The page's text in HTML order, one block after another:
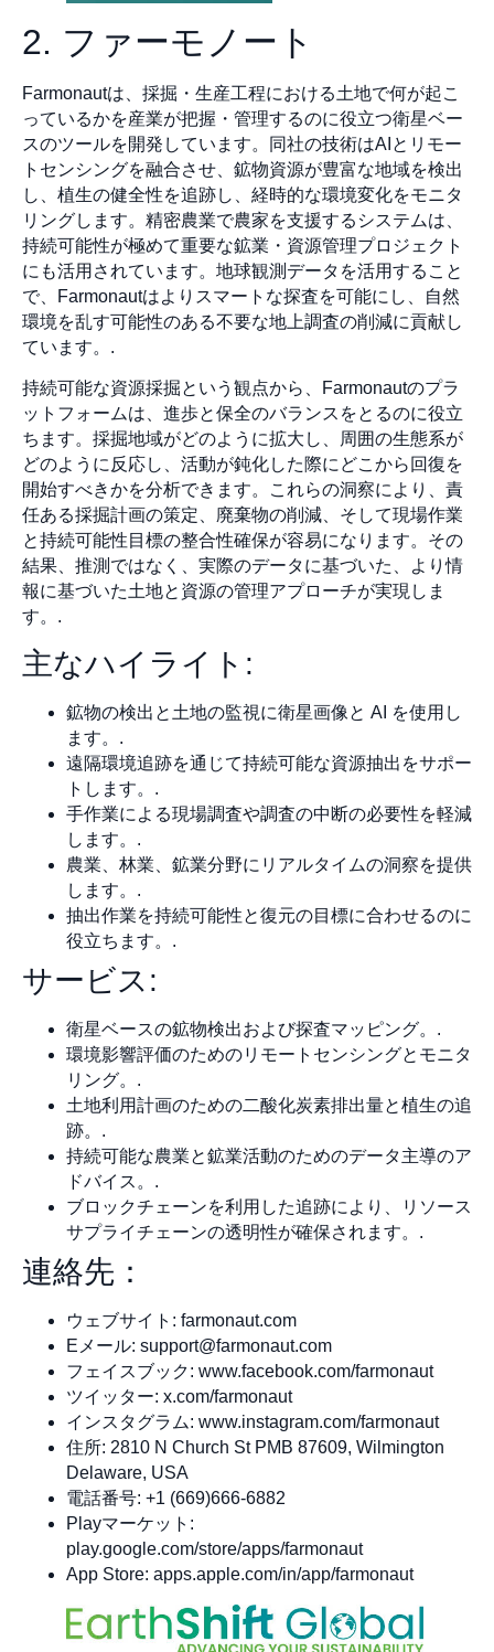
2. ファーモノート
Farmonautは、採掘・生産工程における土地で何が起こ
っているかを産業が把握・管理するのに役立つ衛星ベー
スのツールを開発しています。同社の技術はAIとリモー
トセンシングを融合させ、鉱物資源が豊富な地域を検出
し、植生の健全性を追跡し、経時的な環境変化をモニタ
リングします。精密農業で農家を支援するシステムは、
持続可能性が極めて重要な鉱業・資源管理プロジェクト
にも活用されています。地球観測データを活用すること
で、Farmonautはよりスマートな探査を可能にし、自然
環境を乱す可能性のある不要な地上調査の削減に貢献し
ています。.
持続可能な資源採掘という観点から、Farmonautのプラ
ットフォームは、進歩と保全のバランスをとるのに役立
ちます。採掘地域がどのように拡大し、周囲の生態系が
どのように反応し、活動が鈍化した際にどこから回復を
開始すべきかを分析できます。これらの洞察により、責
任ある採掘計画の策定、廃棄物の削減、そして現場作業
と持続可能性目標の整合性確保が容易になります。その
結果、推測ではなく、実際のデータに基づいた、より情
報に基づいた土地と資源の管理アプローチが実現しま
す。.
主なハイライト:
鉱物の検出と土地の監視に衛星画像と AI を使用し
ます。.
遠隔環境追跡を通じて持続可能な資源抽出をサポー
トします。.
手作業による現場調査や調査の中断の必要性を軽減
します。.
農業、林業、鉱業分野にリアルタイムの洞察を提供
します。.
抽出作業を持続可能性と復元の目標に合わせるのに
役立ちます。.
サービス:
衛星ベースの鉱物検出および探査マッピング。.
環境影響評価のためのリモートセンシングとモニタ
リング。.
土地利用計画のための二酸化炭素排出量と植生の追
跡。.
持続可能な農業と鉱業活動のためのデータ主導のア
ドバイス。.
ブロックチェーンを利用した追跡により、リソース
サプライチェーンの透明性が確保されます。.
連絡先：
ウェブサイト: farmonaut.com
Eメール: support@farmonaut.com
フェイスブック: www.facebook.com/farmonaut
ツイッター: x.com/farmonaut
インスタグラム: www.instagram.com/farmonaut
住所: 2810 N Church St PMB 87609, Wilmington
Delaware, USA
電話番号: +1 (669)666-6882
Playマーケット:
play.google.com/store/apps/farmonaut
App Store: apps.apple.com/in/app/farmonaut